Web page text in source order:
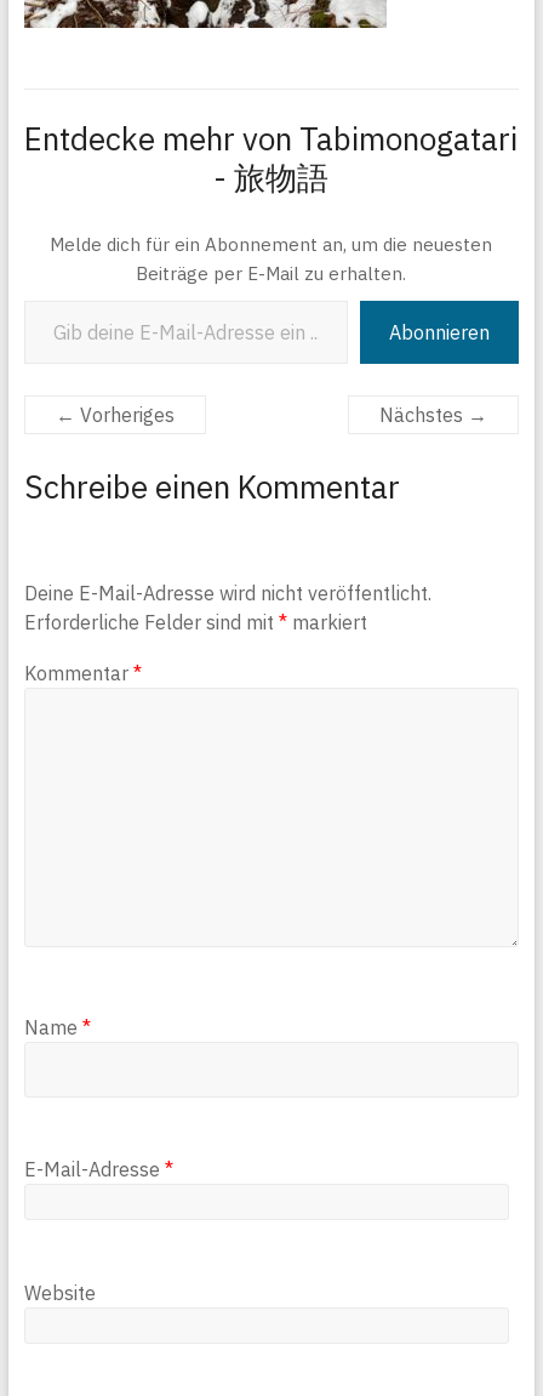
Entdecke mehr von Tabimonogatari
- 旅物語
Melde dich für ein Abonnement an, um die neuesten
Beiträge per E-Mail zu erhalten.
Abonnieren
← Vorheriges Nächstes →
Schreibe einen Kommentar
Deine E-Mail-Adresse wird nicht veröffentlicht.
Erforderliche Felder sind mit *markiert
Kommentar *
Name *
E-Mail-Adresse *
Website